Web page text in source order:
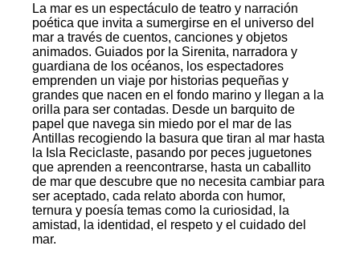
La mar es un espectáculo de teatro y narración
poética que invita a sumergirse en el universo del
mar a través de cuentos, canciones y objetos
animados. Guiados por la Sirenita, narradora y
guardiana de los océanos, los espectadores
emprenden un viaje por historias pequeñas y
grandes que nacen en el fondo marino y llegan a la
orilla para ser contadas. Desde un barquito de
papel que navega sin miedo por el mar de las
Antillas recogiendo la basura que tiran al mar hasta
la Isla Reciclaste, pasando por peces juguetones
que aprenden a reencontrarse, hasta un caballito
de mar que descubre que no necesita cambiar para
ser aceptado, cada relato aborda con humor,
ternura y poesía temas como la curiosidad, la
amistad, la identidad, el respeto y el cuidado del
mar.